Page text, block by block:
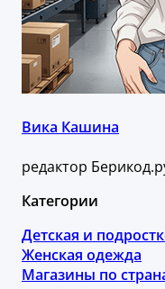
Вика Кашина
редактор
Категории
Детская и
Женская одежда
Магазины по